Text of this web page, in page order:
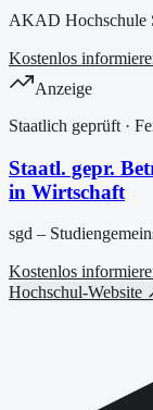
AKAD Hochschule
Kostenlos
Anzeige
Staatlich geprüft ·
Staatl. gepr.
in Wirtschaft
sgd –
Kostenlos
Hochschul-Website